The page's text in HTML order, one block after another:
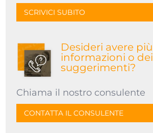
SCRIVICI SUBITO
Desideri avere più
informazioni o dei
suggerimenti?
Chiama il nostro consulente
CONTATTA IL CONSULENTE